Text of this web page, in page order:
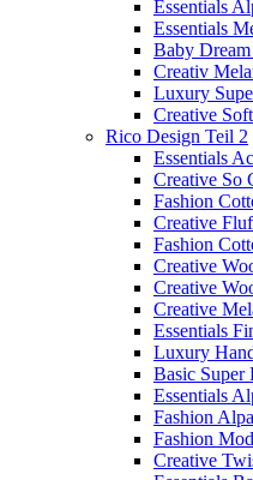
Essentials
Essentials
Baby
Creativ
Luxury
Creative
Rico Design Teil 2
Essentials
Creative So
Fashion
Creative
Fashion
Creative
Creative
Creative
Essentials
Luxury
Basic Super
Essentials
Fashion
Fashion
Creative